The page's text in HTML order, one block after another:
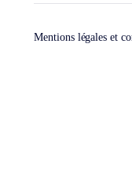
Mentions légales et